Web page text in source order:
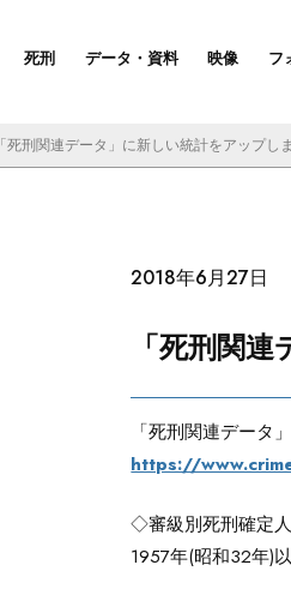
死刑 データ・資料 映像 フ
「死刑関連データ」に新しい統計をアップし
2018年6月27日
「死刑関
「死刑関連データ
https://
◇審級別死刑確定
1957年(昭和32年)